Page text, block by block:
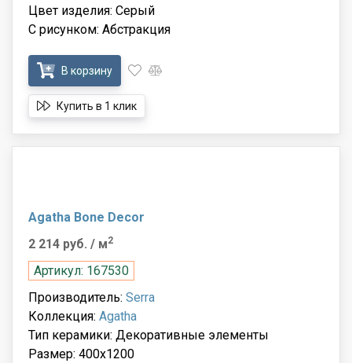
Цвет изделия: Серый
С рисунком: Абстракция
В корзину
Купить в 1 клик
Agatha Bone Decor
2 214 руб. / м2
Артикул: 167530
Производитель: Serra
Коллекция: Agatha
Тип керамики: Декоративные элементы
Размер: 400x1200